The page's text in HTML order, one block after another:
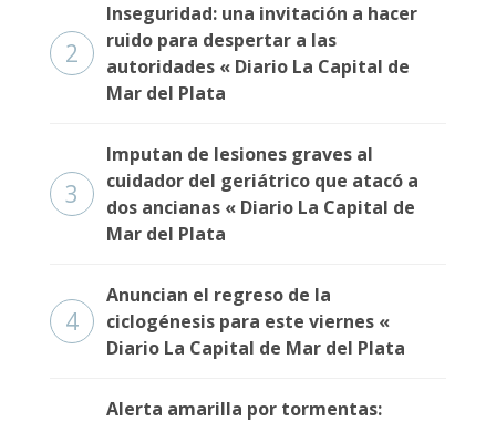
2
Inseguridad: una invitación a hacer
ruido para despertar a las
autoridades « Diario La Capital de
Mar del Plata
3
Imputan de lesiones graves al
cuidador del geriátrico que atacó a
dos ancianas « Diario La Capital de
Mar del Plata
4
Anuncian el regreso de la
ciclogénesis para este viernes «
Diario La Capital de Mar del Plata
Alerta amarilla por tormentas: